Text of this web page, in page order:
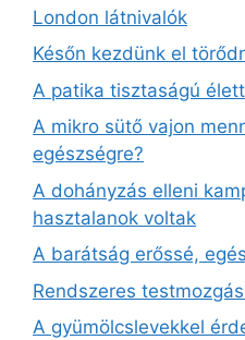
London látnivalók
Későn kezdünk el
A patika tisztaságú
A mikro sütő vajon
egészségre?
A dohányzás elleni
hasztalanok voltak
A barátság erőssé,
Rendszeres
A gyümölcslevekkel